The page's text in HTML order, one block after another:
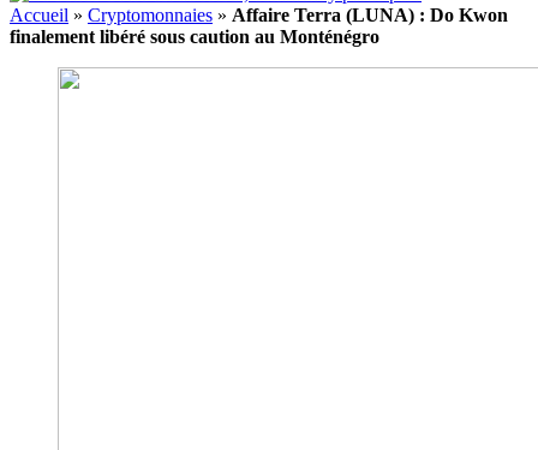
Accueil » Cryptomonnaies » Affaire Terra (LUNA) : Do Kwon
finalement libéré sous caution au Monténégro